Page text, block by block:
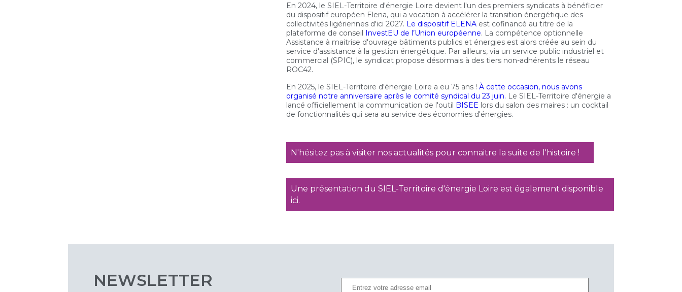
En 2024, le SIEL-Territoire d'énergie Loire devient l'un des premiers syndicats à bénéficier
du dispositif européen Elena, qui a vocation à accélérer la transition énergétique des
collectivités ligériennes d'ici 2027. Le dispositif ELENA est cofinancé au titre de la
plateforme de conseil InvestEU de l’Union européenne. La compétence optionnelle
Assistance à maitrise d'ouvrage bâtiments publics et énergies est alors créée au sein du
service d'assistance à la gestion énergétique. Par ailleurs, via un service public industriel et
commercial (SPIC), le syndicat propose désormais à des tiers non-adhérents le réseau
ROC42.
En 2025, le SIEL-Territoire d'énergie Loire a eu 75 ans !À cette occasion, nous avons
organisé notre anniversaire après le comité syndical du 23 juin. Le SIEL-Territoire d'énergie a
lancé officiellement la communication de l'outil BISEE lors du salon des maires : un cocktail
de fonctionnalités qui sera au service des économies d'énergies.
N'hésitez pas à visiter nos actualités pour connaitre la suite de l'histoire !
Une présentation du SIEL-Territoire d'énergie Loire est également disponible
ici.
NEWSLETTER